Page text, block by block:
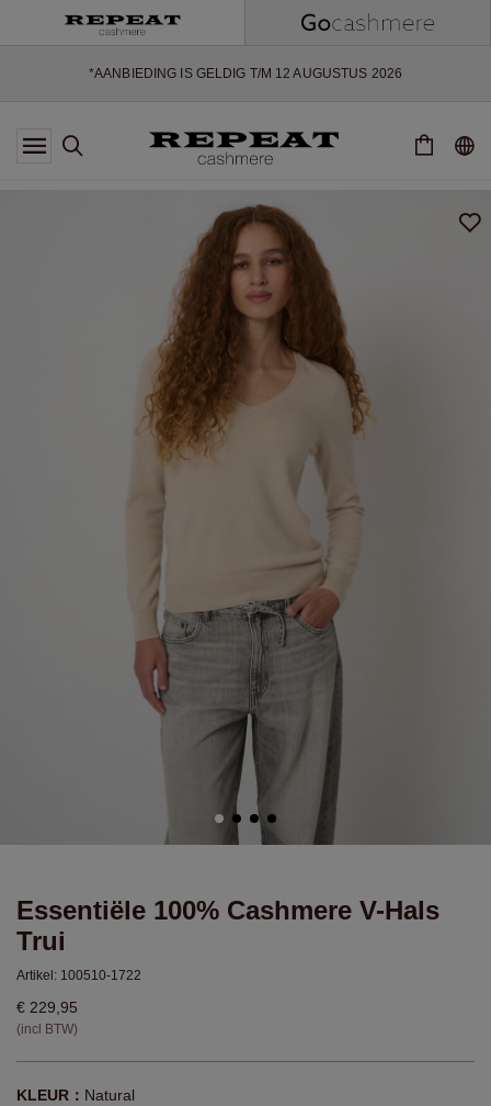
*AANBIEDING IS GELDIG T/M 12 AUGUSTUS 2026
*NIET GELDIG VOOR LIMITED EDITION
*UITZONDERINGEN KUNNEN VAN TOEPASSING ZIJN
SEIZOEN
EXTRA 10% OFF SALE
Essentiële 100% Cashmere V-Hals
Trui
Artikel: 100510-1722
€ 229,95
(incl BTW)
KLEUR： Natural